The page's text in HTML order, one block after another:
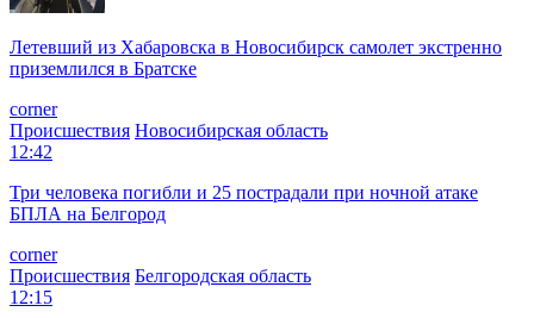
Летевший из Хабаровска в Новосибирск самолет экстренно
приземлился в Братске
corner
Происшествия Новосибирская область
12:42
Три человека погибли и 25 пострадали при ночной атаке
БПЛА на Белгород
corner
Происшествия Белгородская область
12:15